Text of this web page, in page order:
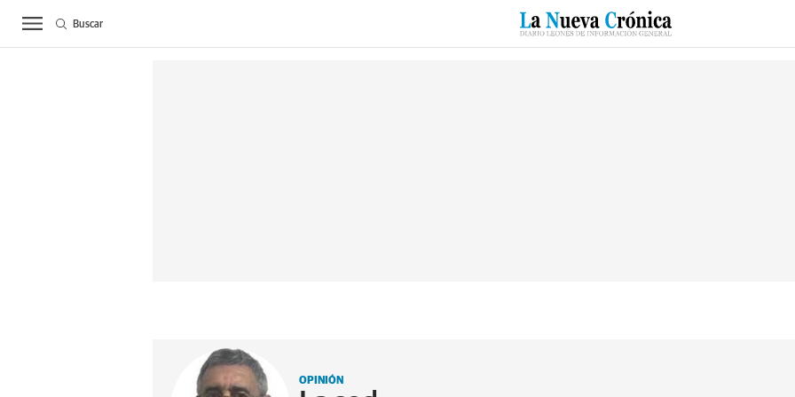
ACTUALIDAD BIERZO SUCESOS CULTURAS ESPECIALES DEPORTES
Buscar
OPINIÓN